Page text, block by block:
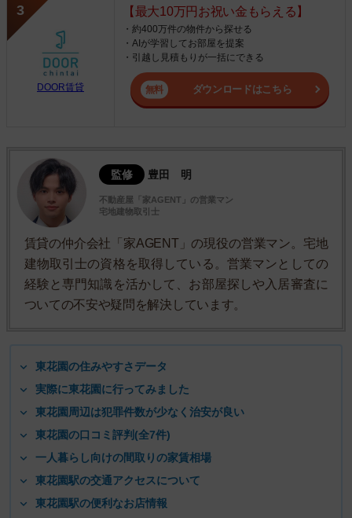
DOOR賃貸
【最大10万円お祝い金もらえる】
・約400万件の物件から探せる
・AIが学習してお部屋を提案
・引越し見積もりが一括にできる
ダウンロードはこちら
監修 豊田 明
不動産屋「家AGENT」の営業マン
宅地建物取引士
賃貸の仲介会社「家AGENT」の現役の営業マン。宅地
建物取引士の資格を取得している。営業マンとしての
経験と専門知識を活かして、お部屋探しや入居審査に
ついての不安や疑問を解決しています。
東花園の住みやすさデータ
実際に東花園に行ってみました
東花園周辺は犯罪件数が少なく治安が良い
東花園の口コミ評判(全7件)
一人暮らし向けの間取りの家賃相場
東花園駅の交通アクセスについて
東花園駅の便利なお店情報